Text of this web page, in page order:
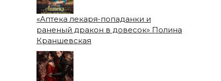
«Аптека лекаря-попаданки и
раненый дракон в довесок» Полина
Краншевская